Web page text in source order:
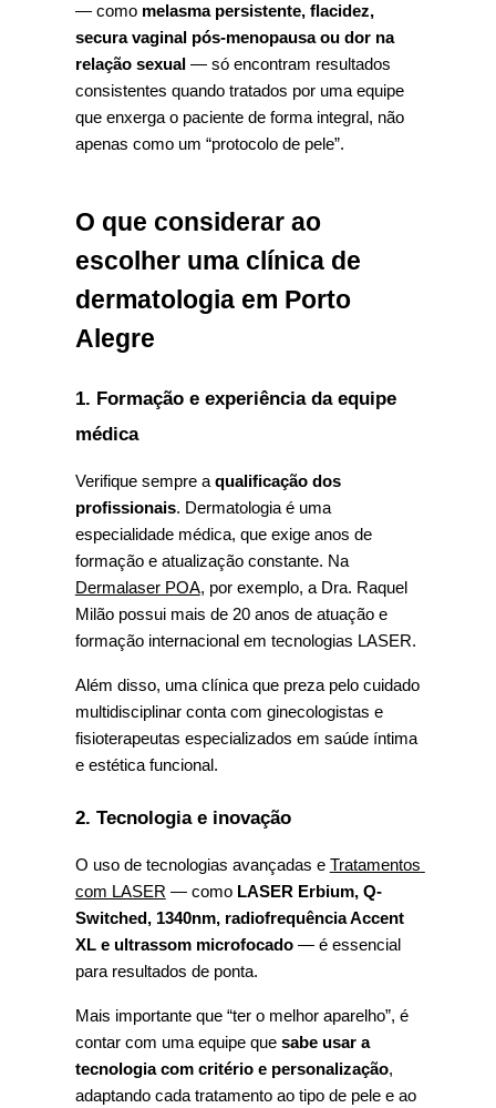
— como melasma persistente, flacidez,
secura vaginal pós-menopausa ou dor na
relação sexual — só encontram resultados
consistentes quando tratados por uma equipe
que enxerga o paciente de forma integral, não
apenas como um “protocolo de pele”.
O que considerar ao
escolher uma clínica de
dermatologia em Porto
Alegre
1. Formação e experiência da equipe
médica
Verifique sempre a qualificação dos
profissionais. Dermatologia é uma
especialidade médica, que exige anos de
formação e atualização constante. Na
Dermalaser POA, por exemplo, a Dra. Raquel
Milão possui mais de 20 anos de atuação e
formação internacional em tecnologias LASER.
Além disso, uma clínica que preza pelo cuidado
multidisciplinar conta com ginecologistas e
fisioterapeutas especializados em saúde íntima
e estética funcional.
2. Tecnologia e inovação
O uso de tecnologias avançadas e Tratamentos
com LASER — como LASER Erbium, Q-
Switched, 1340nm, radiofrequência Accent
XL e ultrassom microfocado — é essencial
para resultados de ponta.
Mais importante que “ter o melhor aparelho”, é
contar com uma equipe que sabe usar a
tecnologia com critério e personalização,
adaptando cada tratamento ao tipo de pele e ao